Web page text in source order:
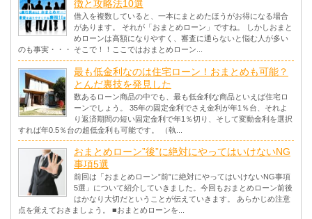
徴と攻略法10選
借入を複数していると、一本にまとめたほうがお得になる場合
があります。 それが「おまとめローン」ですね。 しかしおまと
めローンは高額になりやすく、審査に通らないと悩む人が多い
のも事実・・・ そこで！！ここではおまとめローン...
最も低金利なのは住宅ローン！おまとめも可能？
とんだ裏技を発見した
数あるローン商品の中でも、最も低金利な商品といえば住宅ロ
ーンでしょう。 35年の固定金利でさえ金利が年1％台、それよ
り返済期間の短い固定金利で年1％切り、そして変動金利を選択
すれば年0.5％台の超低金利も可能です。 （執...
おまとめローン”後”に絶対にやってはいけないNG
事項5選
前回は「おまとめローン”前”に絶対にやってはいけないNG事項
5選」について紹介していきました。今回もおまとめローン前後
はかなり大切だということが伝えていきます。 あらかじめ注意
点を覚えておきましょう。 ■おまとめローンを...